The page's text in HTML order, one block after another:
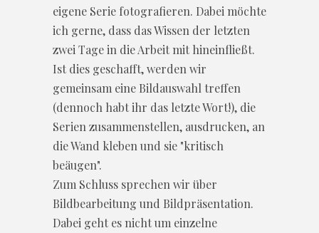
eigene Serie fotografieren. Dabei möchte
ich gerne, dass das Wissen der letzten
zwei Tage in die Arbeit mit hineinfließt.
Ist dies geschafft, werden wir
gemeinsam eine Bildauswahl treffen
(dennoch habt ihr das letzte Wort!), die
Serien zusammenstellen, ausdrucken, an
die Wand kleben und sie "kritisch
beäugen".
Zum Schluss sprechen wir über
Bildbearbeitung und Bildpräsentation.
Dabei geht es nicht um einzelne